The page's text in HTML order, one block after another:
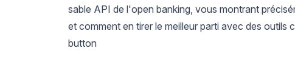
sable API de l'open banking, vous montrant
et comment en tirer le meilleur parti avec des outils
button